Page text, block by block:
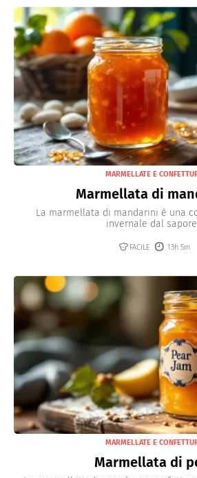
MARMELLATE E
Marmellata di
La marmellata di mandarini è una
invernale dal
FACILE 13h 5m
MARMELLATE E
Marmellata di